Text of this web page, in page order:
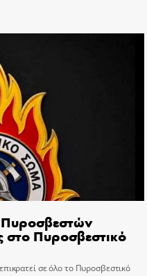
Πυροσβεστών
στο Πυροσβεστικό
σε όλο το Πυροσβεστικό